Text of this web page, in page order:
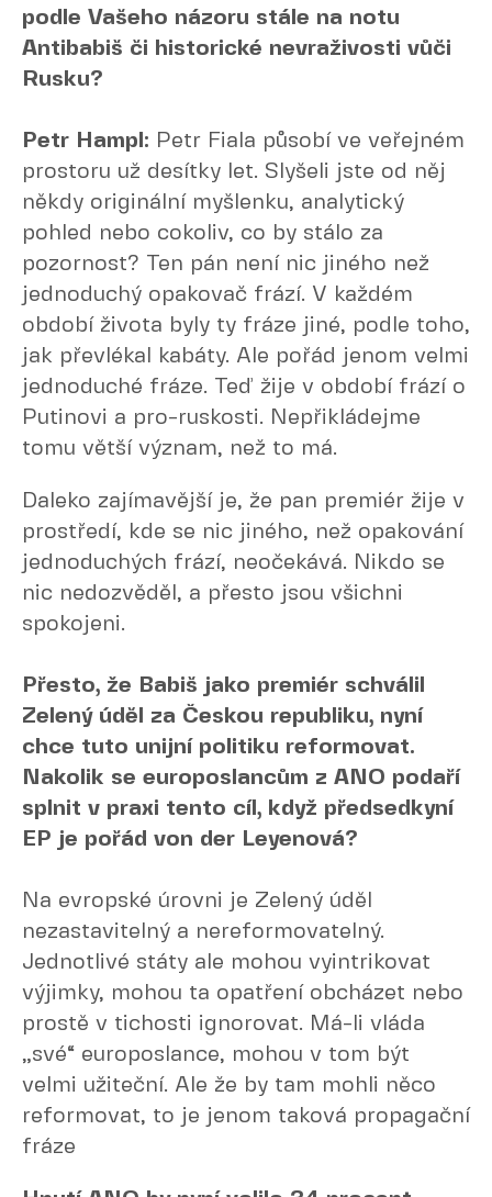
podle Vašeho názoru stále na notu
Antibabiš či historické nevraživosti vůči
Rusku?
Petr Hampl: Petr Fiala působí ve veřejném
prostoru už desítky let. Slyšeli jste od něj
někdy originální myšlenku, analytický
pohled nebo cokoliv, co by stálo za
pozornost? Ten pán není nic jiného než
jednoduchý opakovač frází. V každém
období života byly ty fráze jiné, podle toho,
jak převlékal kabáty. Ale pořád jenom velmi
jednoduché fráze. Teď žije v období frází o
Putinovi a pro-ruskosti. Nepřikládejme
tomu větší význam, než to má.
Daleko zajímavější je, že pan premiér žije v
prostředí, kde se nic jiného, než opakování
jednoduchých frází, neočekává. Nikdo se
nic nedozvěděl, a přesto jsou všichni
spokojeni.
Přesto, že Babiš jako premiér schválil
Zelený úděl za Českou republiku, nyní
chce tuto unijní politiku reformovat.
Nakolik se europoslancům z ANO podaří
splnit v praxi tento cíl, když předsedkyní
EP je pořád von der Leyenová?
Na evropské úrovni je Zelený úděl
nezastavitelný a nereformovatelný.
Jednotlivé státy ale mohou vyintrikovat
výjimky, mohou ta opatření obcházet nebo
prostě v tichosti ignorovat. Má-li vláda
„své“ europoslance, mohou v tom být
velmi užiteční. Ale že by tam mohli něco
reformovat, to je jenom taková propagační
fráze